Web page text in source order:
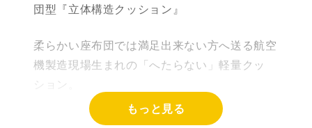
団型『立体構造クッション』
柔らかい座布団では満足出来ない方へ送る航空
機製造現場生まれの「へたらない」軽量クッ
ション。
ビジネスシーンは勿論、キャンプ・ピクニッ
もっと見る